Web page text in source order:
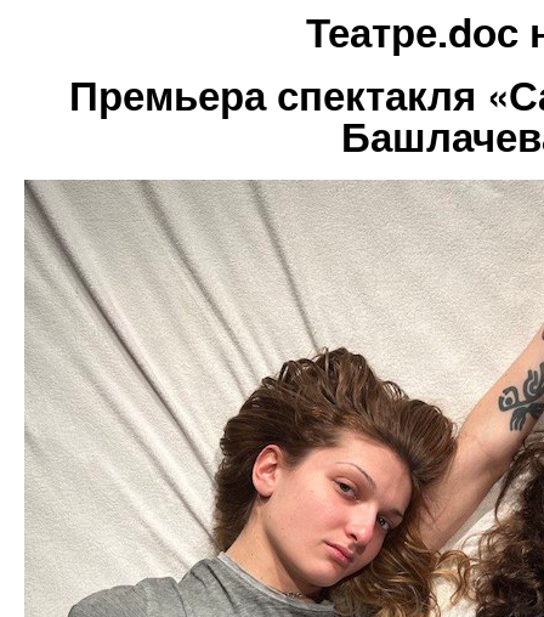
Театре.doc
Премьера спектакля